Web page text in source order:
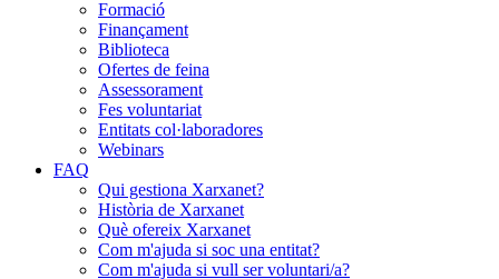
Formació
Finançament
Biblioteca
Ofertes de feina
Assessorament
Fes voluntariat
Entitats col·laboradores
Webinars
FAQ
Qui gestiona Xarxanet?
Història de Xarxanet
Què ofereix Xarxanet
Com m'ajuda si soc una entitat?
Com m'ajuda si vull ser voluntari/a?